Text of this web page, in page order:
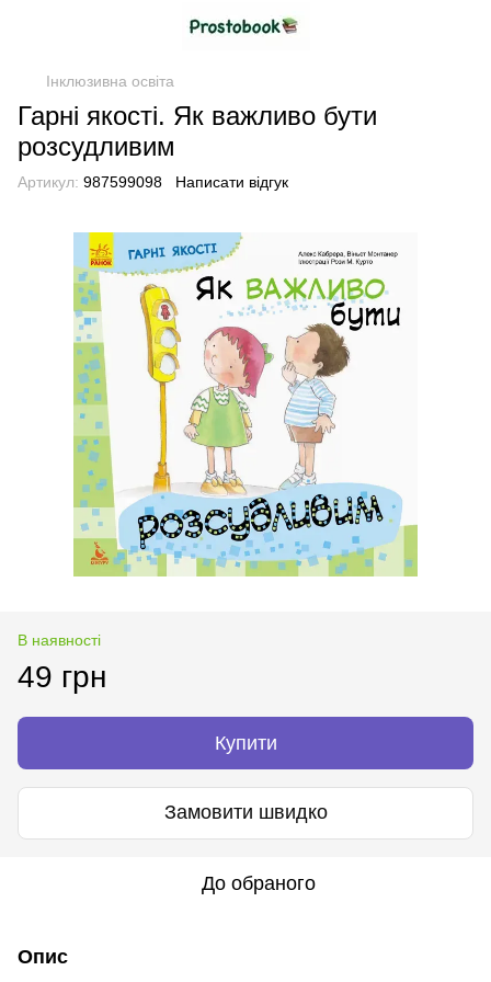
Інклюзивна освіта
Гарні якості. Як важливо бути
розсудливим
Артикул: 987599098 Написати відгук
В наявності
49 грн
Купити
Замовити швидко
До обраного
Опис